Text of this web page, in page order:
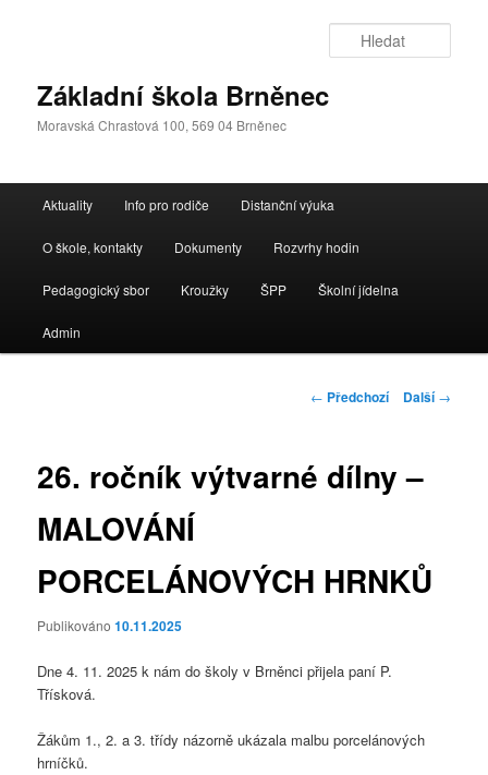
Základní škola Brněnec
Moravská Chrastová 100, 569 04 Brněnec
navigační
Aktuality Info pro rodiče Distanční výuka
O škole, kontakty Dokumenty Rozvrhy hodin
Pedagogický sbor Kroužky ŠPP Školní jídelna
Admin
Navigace
← Předchozí Další→
26. ročník výtvarné dílny –
MALOVÁNÍ
PORCELÁNOVÝCH HRNKŮ
Publikováno10.11.2025
Dne 4. 11. 2025 k nám do školy v Brněnci přijela paní P.
Třísková.
Žákům 1., 2. a 3. třídy názorně ukázala malbu porcelánových
hrníčků.